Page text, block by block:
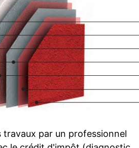
travaux par un professionnel